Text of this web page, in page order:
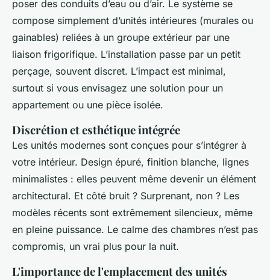
poser des conduits d’eau ou d’air. Le système se
compose simplement d’unités intérieures (murales ou
gainables) reliées à un groupe extérieur par une
liaison frigorifique. L’installation passe par un petit
perçage, souvent discret. L’impact est minimal,
surtout si vous envisagez une solution pour un
appartement ou une pièce isolée.
Discrétion et esthétique intégrée
Les unités modernes sont conçues pour s’intégrer à
votre intérieur. Design épuré, finition blanche, lignes
minimalistes : elles peuvent même devenir un élément
architectural. Et côté bruit ? Surprenant, non ? Les
modèles récents sont extrêmement silencieux, même
en pleine puissance. Le calme des chambres n’est pas
compromis, un vrai plus pour la nuit.
L'importance de l'emplacement des unités